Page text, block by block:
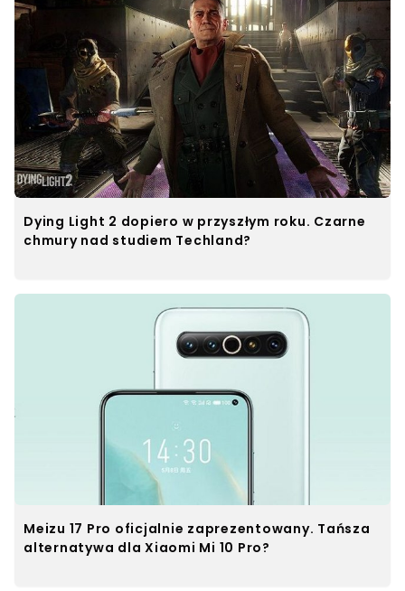
Dying Light 2 dopiero w przyszłym roku. Czarne
chmury nad studiem Techland?
Meizu 17 Pro oficjalnie zaprezentowany. Tańsza
alternatywa dla Xiaomi Mi 10 Pro?